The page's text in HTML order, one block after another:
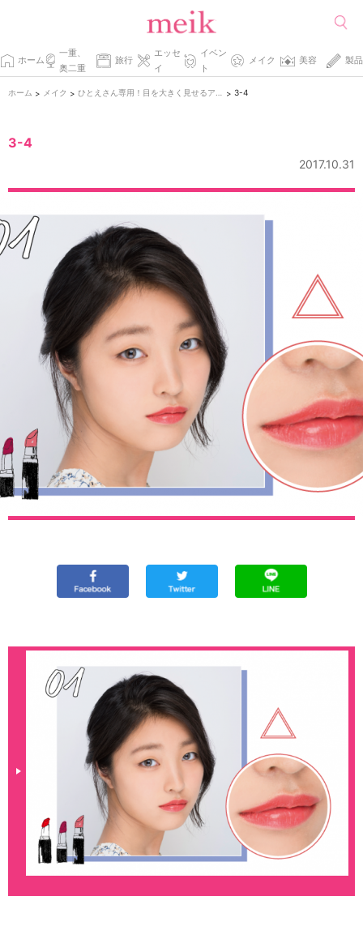
ホーム
一重、
奥二重
旅行
エッセ
イ
イベン
ト
メイク 美容 製品
ホーム > メイク > > 3-4
3-4
2017.10.31